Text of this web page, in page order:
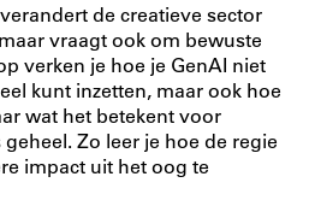
de creatieve sector
vraagt ook om bewuste
verken je hoe je GenAI niet
kunt inzetten, maar ook hoe
wat het betekent voor
Zo leer je hoe de regie
impact uit het oog te